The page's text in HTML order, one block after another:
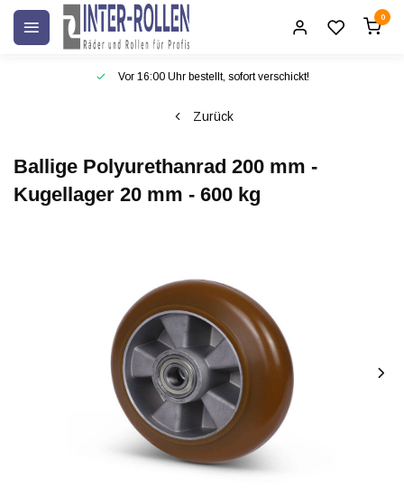
0
Vor 16:00 Uhr bestellt, sofort verschickt!
Zurück
Ballige Polyurethanrad 200 mm -
Kugellager 20 mm - 600 kg